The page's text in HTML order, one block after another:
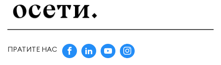
ПРАТИТЕ НАС